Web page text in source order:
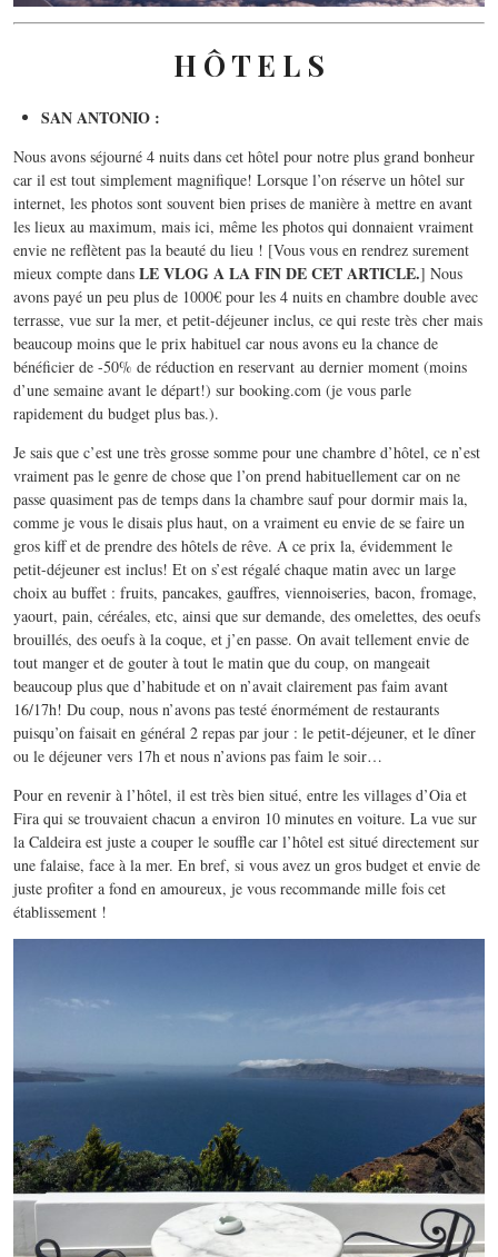
H Ô T E L S
SAN ANTONIO :
Nous avons séjourné 4 nuits dans cet hôtel pour notre plus grand bonheur
car il est tout simplement magnifique! Lorsque l’on réserve un hôtel sur
internet, les photos sont souvent bien prises de manière à mettre en avant
les lieux au maximum, mais ici, même les photos qui donnaient vraiment
envie ne reflètent pas la beauté du lieu ! [Vous vous en rendrez surement
mieux compte dans LE VLOG A LA FIN DE CET ARTICLE.] Nous
avons payé un peu plus de 1000€ pour les 4 nuits en chambre double avec
terrasse, vue sur la mer, et petit-déjeuner inclus, ce qui reste très cher mais
beaucoup moins que le prix habituel car nous avons eu la chance de
bénéficier de -50% de réduction en reservant au dernier moment (moins
d’une semaine avant le départ!) sur booking.com (je vous parle
rapidement du budget plus bas.).
Je sais que c’est une très grosse somme pour une chambre d’hôtel, ce n’est
vraiment pas le genre de chose que l’on prend habituellement car on ne
passe quasiment pas de temps dans la chambre sauf pour dormir mais la,
comme je vous le disais plus haut, on a vraiment eu envie de se faire un
gros kiff et de prendre des hôtels de rêve. A ce prix la, évidemment le
petit-déjeuner est inclus! Et on s’est régalé chaque matin avec un large
choix au buffet : fruits, pancakes, gauffres, viennoiseries, bacon, fromage,
yaourt, pain, céréales, etc, ainsi que sur demande, des omelettes, des oeufs
brouillés, des oeufs à la coque, et j’en passe. On avait tellement envie de
tout manger et de gouter à tout le matin que du coup, on mangeait
beaucoup plus que d’habitude et on n’avait clairement pas faim avant
16/17h! Du coup, nous n’avons pas testé énormément de restaurants
puisqu’on faisait en général 2 repas par jour : le petit-déjeuner, et le dîner
ou le déjeuner vers 17h et nous n’avions pas faim le soir…
Pour en revenir à l’hôtel, il est très bien situé, entre les villages d’Oia et
Fira qui se trouvaient chacun a environ 10 minutes en voiture. La vue sur
la Caldeira est juste a couper le souffle car l’hôtel est situé directement sur
une falaise, face à la mer. En bref, si vous avez un gros budget et envie de
juste profiter a fond en amoureux, je vous recommande mille fois cet
établissement !